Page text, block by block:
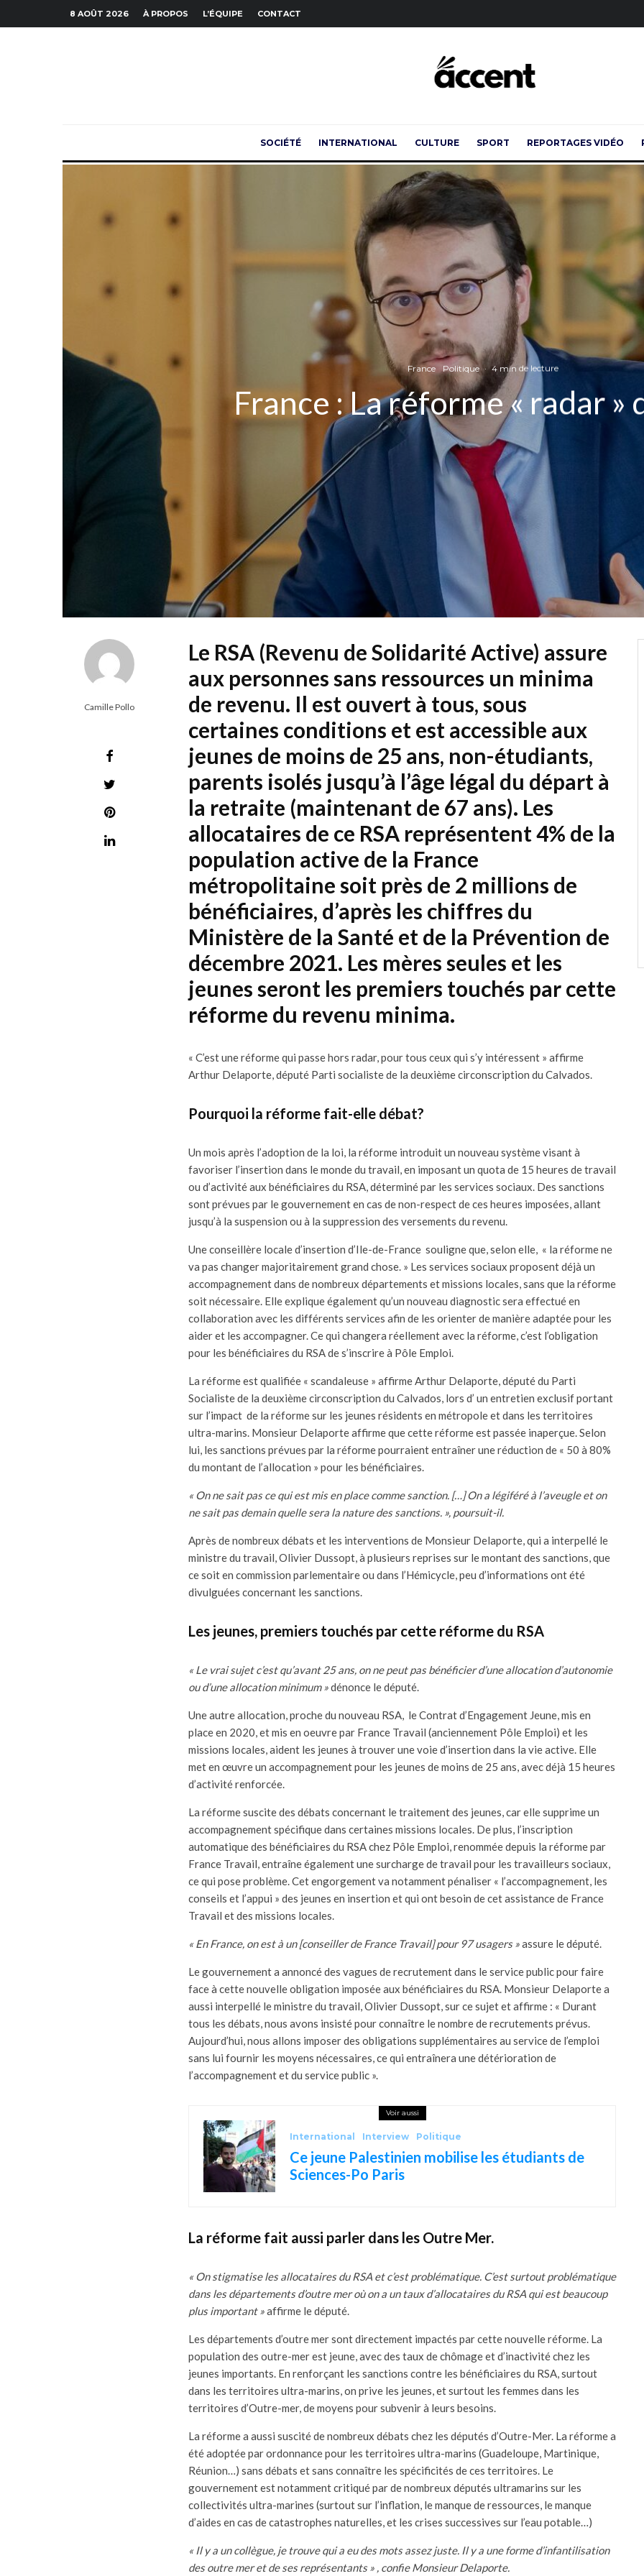
8 AOÛT 2026 À PROPOS L’ÉQUIPE CONTACT
SOCIÉTÉ INTERNATIONAL CULTURE SPORT REPORTAGES VIDÉO
France Politique · 4 min de lecture
France : La réforme « radar »
Camille Pollo
Le RSA (Revenu de Solidarité Active) assure
aux personnes sans ressources un minima
de revenu. Il est ouvert à tous, sous
certaines conditions et est accessible aux
jeunes de moins de 25 ans, non-étudiants,
parents isolés jusqu’à l’âge légal du départ à
la retraite (maintenant de 67 ans). Les
allocataires de ce RSA représentent 4% de la
population active de la France
métropolitaine soit près de 2 millions de
bénéficiaires, d’après les chiffres du
Ministère de la Santé et de la Prévention de
décembre 2021. Les mères seules et les
jeunes seront les premiers touchés par cette
réforme du revenu minima.
« C’est une réforme qui passe hors radar, pour tous ceux qui s’y intéressent » affirme
Arthur Delaporte, député Parti socialiste de la deuxième circonscription du Calvados.
Pourquoi la réforme fait-elle débat?
Un mois après l’adoption de la loi, la réforme introduit un nouveau système visant à
favoriser l’insertion dans le monde du travail, en imposant un quota de 15 heures de travail
ou d’activité aux bénéficiaires du RSA, déterminé par les services sociaux. Des sanctions
sont prévues par le gouvernement en cas de non-respect de ces heures imposées, allant
jusqu’à la suspension ou à la suppression des versements du revenu.
Une conseillère locale d’insertion d’Ile-de-France souligne que, selon elle, « la réforme ne
va pas changer majoritairement grand chose. » Les services sociaux proposent déjà un
accompagnement dans de nombreux départements et missions locales, sans que la réforme
soit nécessaire. Elle explique également qu’un nouveau diagnostic sera effectué en
collaboration avec les différents services afin de les orienter de manière adaptée pour les
aider et les accompagner. Ce qui changera réellement avec la réforme, c’est l’obligation
pour les bénéficiaires du RSA de s’inscrire à Pôle Emploi.
La réforme est qualifiée « scandaleuse » affirme Arthur Delaporte, député du Parti
Socialiste de la deuxième circonscription du Calvados, lors d’ un entretien exclusif portant
sur l’impact de la réforme sur les jeunes résidents en métropole et dans les territoires
ultra-marins. Monsieur Delaporte affirme que cette réforme est passée inaperçue. Selon
lui, les sanctions prévues par la réforme pourraient entraîner une réduction de « 50 à 80%
du montant de l’allocation » pour les bénéficiaires.
« On ne sait pas ce qui est mis en place comme sanction. […] On a légiféré à l’aveugle et on
ne sait pas demain quelle sera la nature des sanctions. », poursuit-il.
Après de nombreux débats et les interventions de Monsieur Delaporte, qui a interpellé le
ministre du travail, Olivier Dussopt, à plusieurs reprises sur le montant des sanctions, que
ce soit en commission parlementaire ou dans l’Hémicycle, peu d’informations ont été
divulguées concernant les sanctions.
Les jeunes, premiers touchés par cette réforme du RSA
« Le vrai sujet c’est qu’avant 25 ans, on ne peut pas bénéficier d’une allocation d’autonomie
ou d’une allocation minimum »dénonce le député.
Une autre allocation, proche du nouveau RSA, le Contrat d’Engagement Jeune, mis en
place en 2020, et mis en oeuvre par France Travail (anciennement Pôle Emploi) et les
missions locales, aident les jeunes à trouver une voie d’insertion dans la vie active. Elle
met en œuvre un accompagnement pour les jeunes de moins de 25 ans, avec déjà 15 heures
d’activité renforcée.
La réforme suscite des débats concernant le traitement des jeunes, car elle supprime un
accompagnement spécifique dans certaines missions locales. De plus, l’inscription
automatique des bénéficiaires du RSA chez Pôle Emploi, renommée depuis la réforme par
France Travail, entraîne également une surcharge de travail pour les travailleurs sociaux,
ce qui pose problème. Cet engorgement va notamment pénaliser « l’accompagnement, les
conseils et l’appui » des jeunes en insertion et qui ont besoin de cet assistance de France
Travail et des missions locales.
« En France, on est à un [conseiller de France Travail] pour 97 usagers »assure le député.
Le gouvernement a annoncé des vagues de recrutement dans le service public pour faire
face à cette nouvelle obligation imposée aux bénéficiaires du RSA. Monsieur Delaporte a
aussi interpellé le ministre du travail, Olivier Dussopt , sur ce sujet et affirme : « Durant
tous les débats, nous avons insisté pour connaître le nombre de recrutements prévus.
Aujourd’hui, nous allons imposer des obligations supplémentaires au service de l’emploi
sans lui fournir les moyens nécessaires, ce qui entraînera une détérioration de
l’accompagnement et du service public ».
Voir aussi
International Interview Politique
Ce jeune Palestinien mobilise les étudiants de
Sciences-Po Paris
La réforme fait aussi parler dans les Outre Mer.
« On stigmatise les allocataires du RSA et c’est problématique. C’est surtout problématique
dans les départements d’outre mer où on a un taux d’allocataires du RSA qui est beaucoup
plus important »affirme le député.
Les départements d’outre mer sont directement impactés par cette nouvelle réforme. La
population des outre-mer est jeune, avec des taux de chômage et d’inactivité chez les
jeunes importants. En renforçant les sanctions contre les bénéficiaires du RSA, surtout
dans les territoires ultra-marins, on prive les jeunes, et surtout les femmes dans les
territoires d’Outre-mer, de moyens pour subvenir à leurs besoins.
La réforme a aussi suscité de nombreux débats chez les députés d’Outre-Mer. La réforme a
été adoptée par ordonnance pour les territoires ultra-marins (Guadeloupe, Martinique,
Réunion…) sans débats et sans connaître les spécificités de ces territoires. Le
gouvernement est notamment critiqué par de nombreux députés ultramarins sur les
collectivités ultra-marines (surtout sur l’inflation, le manque de ressources, le manque
d’aides en cas de catastrophes naturelles, et les crises successives sur l’eau potable…)
« Il y a un collègue, je trouve qui a eu des mots assez juste. Il y a une forme d’infantilisation
des outre mer et de ses représentants » , confie Monsieur Delaporte.